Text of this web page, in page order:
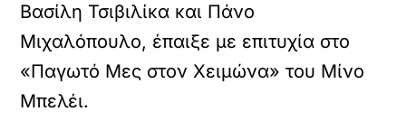
Βασίλη Τσιβιλίκα και Πάνο
Μιχαλόπουλο, έπαιξε με επιτυχία στο
«Παγωτό Μες στον Χειμώνα» του Μίνο
Μπελέι.